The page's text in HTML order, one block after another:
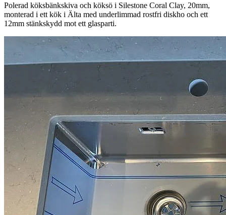
Polerad köksbänkskiva och köksö i Silestone Coral Clay, 20mm,
monterad i ett kök i Älta med underlimmad rostfri diskho och ett
12mm stänkskydd mot ett glasparti.